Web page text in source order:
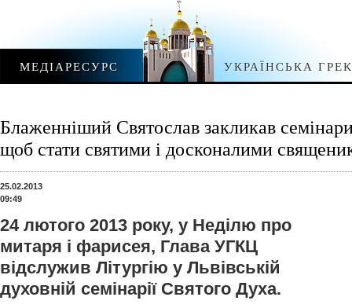
МЕДІАРЕСУРС УКРАЇНСЬКА
Блаженніший Святослав закликав
щоб стати святими і досконалими
25.02.2013
09:49
24 лютого 2013 року, у Неділю про
митаря і фарисея, Глава УГКЦ
відслужив Літургію у Львівській
духовній семінарії Святого Духа.